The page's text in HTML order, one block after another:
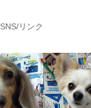
SNS/リンク